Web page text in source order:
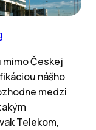
mimo Českej
nášho
medzi
Telekom,